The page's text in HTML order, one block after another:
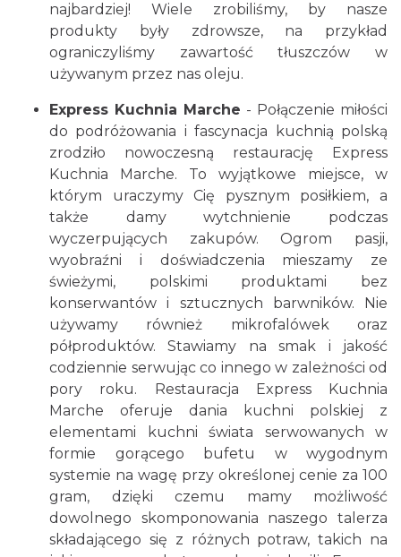
najbardziej! Wiele zrobiliśmy, by nasze
produkty były zdrowsze, na przykład
ograniczyliśmy zawartość tłuszczów w
używanym przez nas oleju.
Express Kuchnia Marche - Połączenie miłości
do podróżowania i fascynacja kuchnią polską
zrodziło nowoczesną restaurację Express
Kuchnia Marche. To wyjątkowe miejsce, w
którym uraczymy Cię pysznym posiłkiem, a
także damy wytchnienie podczas
wyczerpujących zakupów. Ogrom pasji,
wyobraźni i doświadczenia mieszamy ze
świeżymi, polskimi produktami bez
konserwantów i sztucznych barwników. Nie
używamy również mikrofalówek oraz
półproduktów. Stawiamy na smak i jakość
codziennie serwując co innego w zależności od
pory roku. Restauracja Express Kuchnia
Marche oferuje dania kuchni polskiej z
elementami kuchni świata serwowanych w
formie gorącego bufetu w wygodnym
systemie na wagę przy określonej cenie za 100
gram, dzięki czemu mamy możliwość
dowolnego skomponowania naszego talerza
składającego się z różnych potraw, takich na